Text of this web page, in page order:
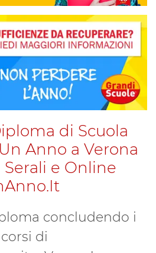
di Scuola
Anno a Verona
e Online
concludendo i
di